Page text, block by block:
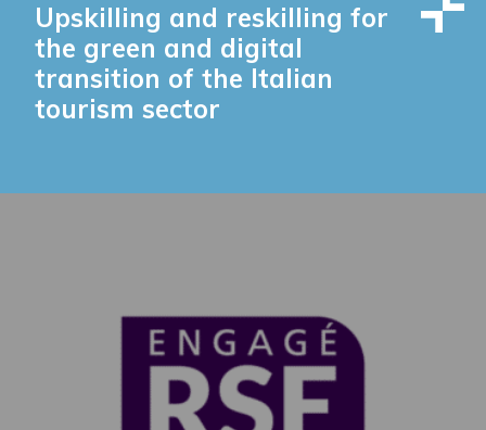
Upskilling and reskilling for
the green and digital
transition of the Italian
tourism sector